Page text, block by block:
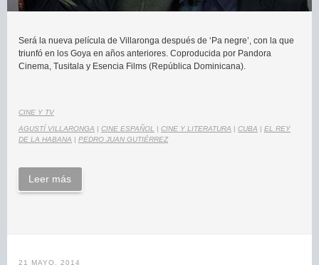
Será la nueva película de Villaronga después de ‘Pa negre’, con la que
triunfó en los Goya en años anteriores. Coproducida por Pandora
Cinema, Tusitala y Esencia Films (República Dominicana).
CINE Y TV
AGUSTÍ VILLARONGA | CINE ESPAÑOL | CINE Y LITERATURA | CUBA | EL REY
DE LA HABANA | PEDRO JUAN GUTIÉRREZ
Leer más
21 MAYO, 2014